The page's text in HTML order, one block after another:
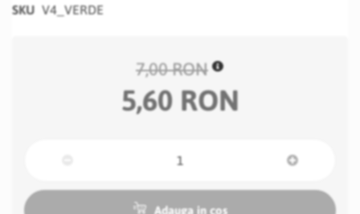
SKU V4_VERDE
7,00 RON
5,60 RON
Adauga in cos